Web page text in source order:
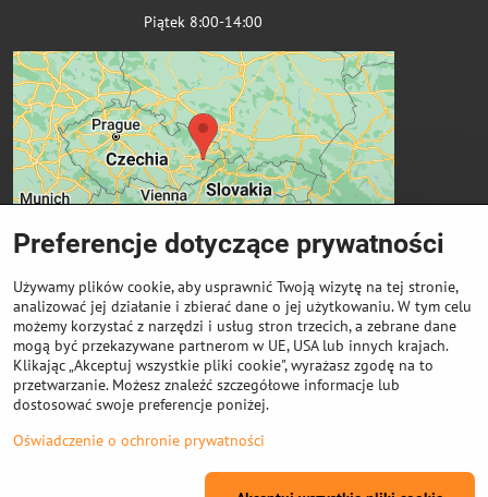
Piątek 8:00-14:00
Ważne linki
Odkup cewek
Preferencje dotyczące prywatności
Preferencje dotyczące prywatności
Używamy plików cookie, aby usprawnić Twoją wizytę na tej stronie,
analizować jej działanie i zbierać dane o jej użytkowaniu. W tym celu
możemy korzystać z narzędzi i usług stron trzecich, a zebrane dane
mogą być przekazywane partnerom w UE, USA lub innych krajach.
Klikając „Akceptuj wszystkie pliki cookie", wyrażasz zgodę na to
przetwarzanie. Możesz znaleźć szczegółowe informacje lub
dostosować swoje preferencje poniżej.
Oświadczenie o ochronie prywatności